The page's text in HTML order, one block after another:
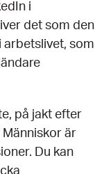
i
det som den
arbetslivet, som
på jakt efter
är
Du kan